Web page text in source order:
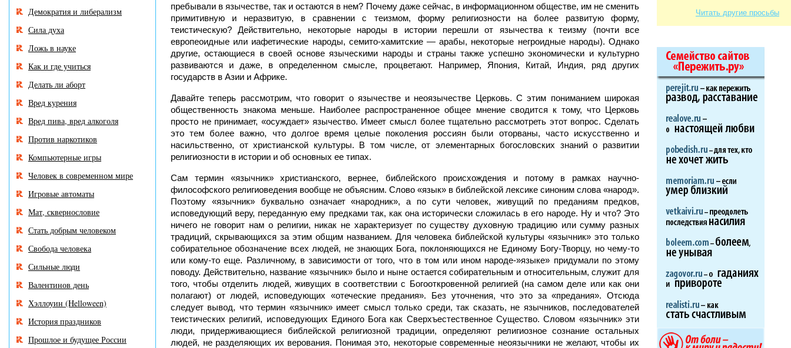
пребывали в язычестве, так и остаются в нем? Почему даже сейчас, в информационном обществе, им не сменить
примитивную и неразвитую, в сравнении с теизмом, форму религиозности на более развитую форму,
теистическую? Действительно, некоторые народы в истории перешли от язычества к теизму (почти все
европеоидные или иафетические народы, семито-хамитские — арабы, некоторые негроидные народы). Однако
другие, остающиеся в своей основе языческими народы и страны также успешно экономически и культурно
развиваются и даже, в определенном смысле, процветают. Например, Япония, Китай, Индия, ряд других
государств в Азии и Африке.
Давайте теперь рассмотрим, что говорит о язычестве и неоязычестве Церковь. С этим пониманием широкая
общественность знакома меньше. Наиболее распространенное общее мнение сводится к тому, что Церковь
просто не принимает, «осуждает» язычество. Имеет смысл более тщательно рассмотреть этот вопрос. Сделать
это тем более важно, что долгое время целые поколения россиян были оторваны, часто искусственно и
насильственно, от христианской культуры. В том числе, от элементарных богословских знаний о развитии
религиозности в истории и об основных ее типах.
Сам термин «язычник» христианского, вернее, библейского происхождения и потому в рамках научно-
философского религиоведения вообще не объясним. Слово «язык» в библейской лексике синоним слова «народ».
Поэтому «язычник» буквально означает «народник», а по сути человек, живущий по преданиям предков,
исповедующий веру, переданную ему предками так, как она исторически сложилась в его народе. Ну и что? Это
ничего не говорит нам о религии, никак не характеризует по существу духовную традицию или сумму разных
традиций, скрывающихся за этим общим названием. Для человека библейской культуры «язычник» это только
собирательное обозначение всех людей, не знающих Бога, поклоняющихся не Единому Богу-Творцу, но чему-то
или кому-то еще. Различному, в зависимости от того, что в том или ином народе-»языке» придумали по этому
поводу. Действительно, название «язычник» было и ныне остается собирательным и относительным, служит для
того, чтобы отделить людей, живущих в соответствии с Богооткровенной религией (на самом деле или как они
полагают) от людей, исповедующих «отеческие предания». Без уточнения, что это за «предания». Отсюда
следует вывод, что термин «язычник» имеет смысл только среди, так сказать, не язычников, последователей
теистических религий, исповедующих Единого Бога как Сверхъестественное Существо. Словом «язычник» эти
люди, придерживающиеся библейской религиозной традиции, определяют религиозное сознание остальных
людей, не разделяющих их верования. Понимая это, некоторые современные неоязычники не желают, чтобы их
Демократия и либерализм
Сила духа
Ложь в науке
Как и где учиться
Делать ли аборт
Вред курения
Вред пива, вред алкоголя
Против наркотиков
Компьютерные игры
Человек в современном мире
Игровые автоматы
Мат, сквернословие
Стать добрым человеком
Свобода человека
Сильные люди
Валентинов день
Хэллоуин (Helloween)
История праздников
Прошлое и будущее России
Читать другие просьбы